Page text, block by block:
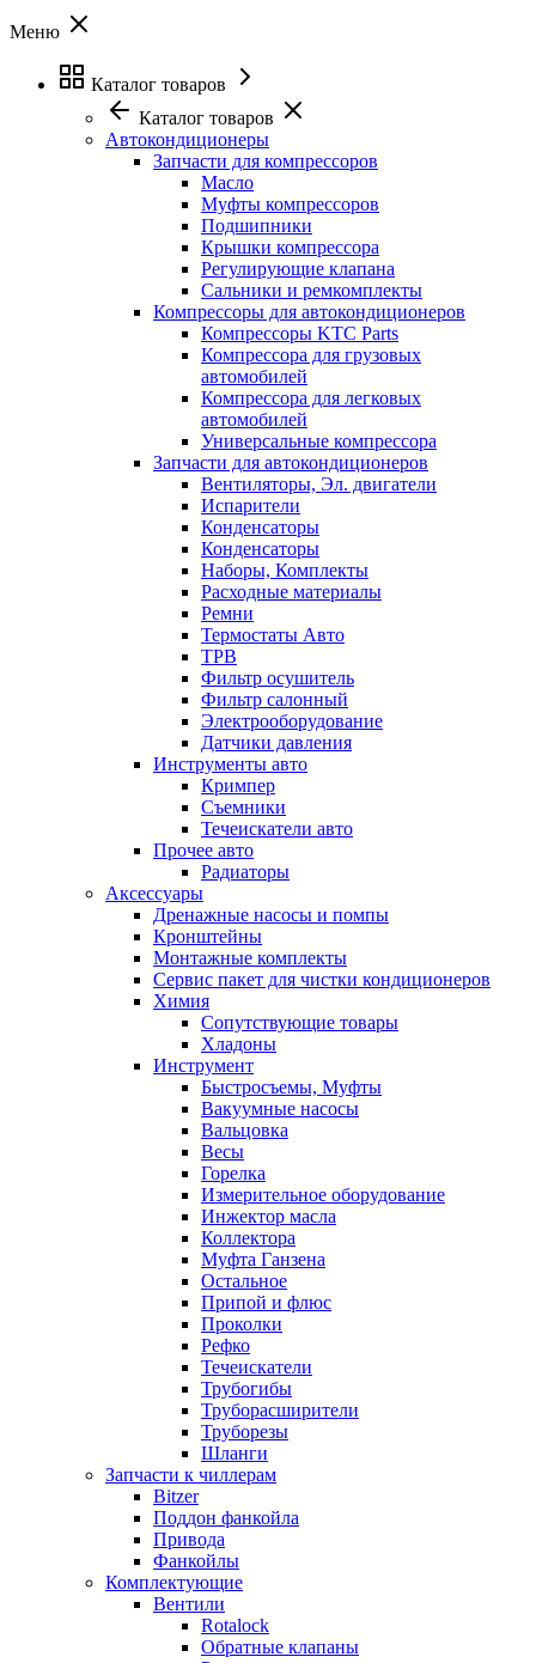
Меню
Каталог товаров
Каталог товаров
Автокондиционеры
Запчасти для компрессоров
Масло
Муфты компрессоров
Подшипники
Крышки компрессора
Регулирующие клапана
Сальники и ремкомплекты
Компрессоры для автокондиционеров
Компрессоры KTC Parts
Компрессора для грузовых
автомобилей
Компрессора для легковых
автомобилей
Универсальные компрессора
Запчасти для автокондиционеров
Вентиляторы, Эл. двигатели
Испарители
Конденсаторы
Конденсаторы
Наборы, Комплекты
Расходные материалы
Ремни
Термостаты Авто
ТРВ
Фильтр осушитель
Фильтр салонный
Электрооборудование
Датчики давления
Инструменты авто
Кримпер
Съемники
Течеискатели авто
Прочее авто
Радиаторы
Аксессуары
Дренажные насосы и помпы
Кронштейны
Монтажные комплекты
Сервис пакет для чистки кондиционеров
Химия
Сопутствующие товары
Хладоны
Инструмент
Быстросъемы, Муфты
Вакуумные насосы
Вальцовка
Весы
Горелка
Измерительное оборудование
Инжектор масла
Коллектора
Муфта Ганзена
Остальное
Припой и флюс
Проколки
Рефко
Течеискатели
Трубогибы
Труборасширители
Труборезы
Шланги
Запчасти к чиллерам
Bitzer
Поддон фанкойла
Привода
Фанкойлы
Комплектующие
Вентили
Rotalock
Обратные клапаны